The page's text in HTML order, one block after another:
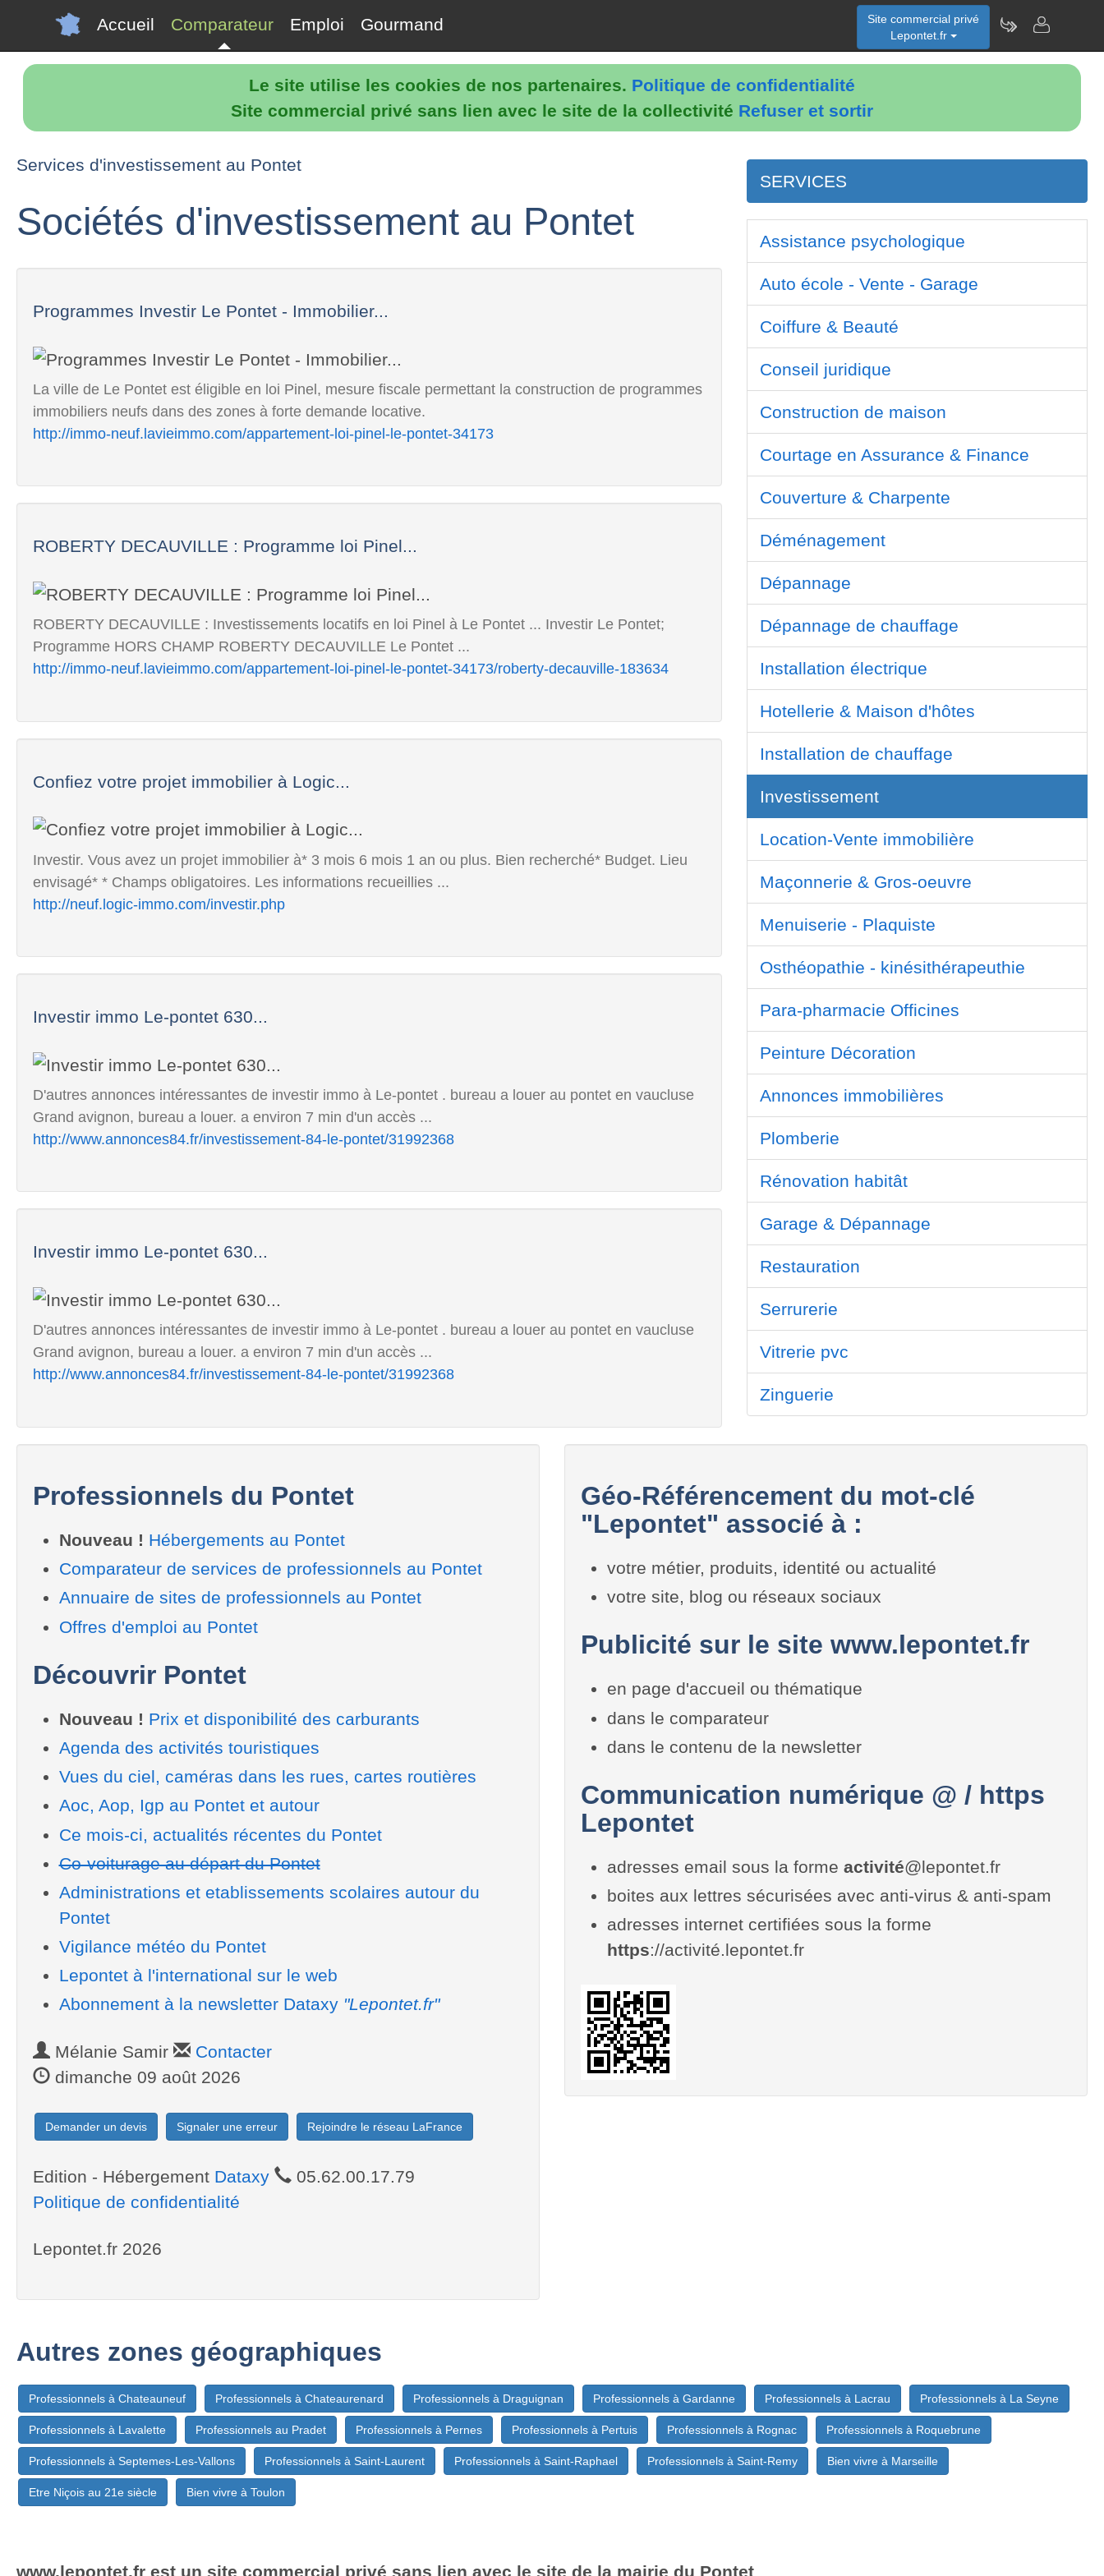
Le site utilise les cookies de nos partenaires. Politique de confidentialité
Site commercial privé sans lien avec le site de la collectivité Refuser et sortir
Accueil Comparateur Emploi Gourmand
Site commercial privé
Lepontet.fr
Services d'investissement au Pontet
Sociétés d'investissement au Pontet
Programmes Investir Le Pontet - Immobilier...
La ville de Le Pontet est éligible en loi Pinel, mesure fiscale permettant la construction de programmes
immobiliers neufs dans des zones à forte demande locative.
http://immo-neuf.lavieimmo.com/appartement-loi-pinel-le-pontet-34173
ROBERTY DECAUVILLE : Programme loi Pinel...
ROBERTY DECAUVILLE : Investissements locatifs en loi Pinel à Le Pontet ... Investir Le Pontet;
Programme HORS CHAMP ROBERTY DECAUVILLE Le Pontet ...
http://immo-neuf.lavieimmo.com/appartement-loi-pinel-le-pontet-34173/roberty-decauville-183634
Confiez votre projet immobilier à Logic...
Investir. Vous avez un projet immobilier à* 3 mois 6 mois 1 an ou plus. Bien recherché* Budget. Lieu
envisagé* * Champs obligatoires. Les informations recueillies ...
http://neuf.logic-immo.com/investir.php
Investir immo Le-pontet 630...
D'autres annonces intéressantes de investir immo à Le-pontet . bureau a louer au pontet en vaucluse
Grand avignon, bureau a louer. a environ 7 min d'un accès ...
http://www.annonces84.fr/investissement-84-le-pontet/31992368
Investir immo Le-pontet 630...
D'autres annonces intéressantes de investir immo à Le-pontet . bureau a louer au pontet en vaucluse
Grand avignon, bureau a louer. a environ 7 min d'un accès ...
http://www.annonces84.fr/investissement-84-le-pontet/31992368
SERVICES
Assistance psychologique
Auto école - Vente - Garage
Coiffure & Beauté
Conseil juridique
Construction de maison
Courtage en Assurance & Finance
Couverture & Charpente
Déménagement
Dépannage
Dépannage de chauffage
Installation électrique
Hotellerie & Maison d'hôtes
Installation de chauffage
Investissement
Location-Vente immobilière
Maçonnerie & Gros-oeuvre
Menuiserie - Plaquiste
Osthéopathie - kinésithérapeuthie
Para-pharmacie Officines
Peinture Décoration
Annonces immobilières
Plomberie
Rénovation habitât
Garage & Dépannage
Restauration
Serrurerie
Vitrerie pvc
Zinguerie
Professionnels du Pontet
Nouveau ! Hébergements au Pontet
Comparateur de services de professionnels au Pontet
Annuaire de sites de professionnels au Pontet
Offres d'emploi au Pontet
Découvrir Pontet
Nouveau ! Prix et disponibilité des carburants
Agenda des activités touristiques
Vues du ciel, caméras dans les rues, cartes routières
Aoc, Aop, Igp au Pontet et autour
Ce mois-ci, actualités récentes du Pontet
Co-voiturage au départ du Pontet
Administrations et etablissements scolaires autour du
Pontet
Vigilance météo du Pontet
Lepontet à l'international sur le web
Abonnement à la newsletter Dataxy "Lepontet.fr"
Mélanie Samir
Contacter
dimanche 09 août 2026
Demander un devis Signaler une erreur Rejoindre le réseau LaFrance
Edition - Hébergement Dataxy
05.62.00.17.79
Politique de confidentialité
Lepontet.fr 2026
Géo-Référencement du mot-clé
"Lepontet" associé à :
votre métier, produits, identité ou actualité
votre site, blog ou réseaux sociaux
Publicité sur le site www.lepontet.fr
en page d'accueil ou thématique
dans le comparateur
dans le contenu de la newsletter
Communication numérique @ / https
Lepontet
adresses email sous la forme activité@lepontet.fr
boites aux lettres sécurisées avec anti-virus & anti-spam
adresses internet certifiées sous la forme
https://activité.lepontet.fr
Autres zones géographiques
Professionnels à Chateauneuf Professionnels à Chateaurenard Professionnels à Draguignan Professionnels à Gardanne Professionnels à Lacrau Professionnels à La Seyne
Professionnels à Lavalette Professionnels au Pradet Professionnels à Pernes Professionnels à Pertuis Professionnels à Rognac Professionnels à Roquebrune
Professionnels à Septemes-Les-Vallons Professionnels à Saint-Laurent Professionnels à Saint-Raphael Professionnels à Saint-Remy Bien vivre à Marseille
Etre Niçois au 21e siècle Bien vivre à Toulon
www.lepontet.fr est un site commercial privé sans lien avec le site de la mairie du Pontet